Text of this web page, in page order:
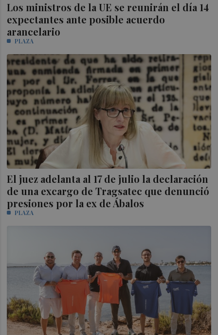
Los ministros de la UE se reunirán el día 14
expectantes ante posible acuerdo
arancelario
PLAZA
El juez adelanta al 17 de julio la declaración
de una excargo de Tragsatec que denunció
presiones por la ex de Ábalos
PLAZA